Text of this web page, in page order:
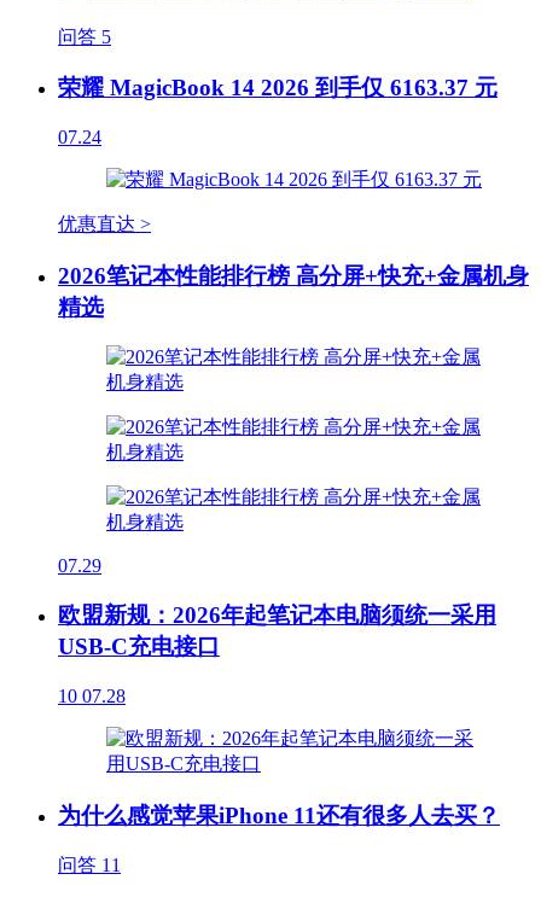
问答 5
荣耀 MagicBook 14 2026 到手仅 6163.37 元
07.24
优惠直达 >
2026笔记本性能排行榜 高分屏+快充+金属机身
精选
07.29
欧盟新规：2026年起笔记本电脑须统一采用
USB-C充电接口
10 07.28
为什么感觉苹果iPhone 11还有很多人去买？
问答 11